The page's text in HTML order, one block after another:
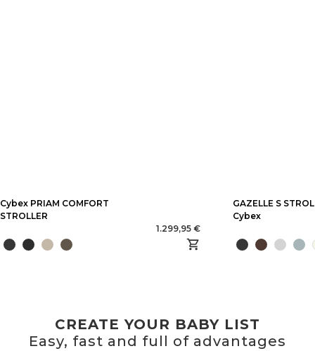
Cybex PRIAM COMFORT
STROLLER
1.299,95 €
GAZELLE S
Cybex
CREATE YOUR BABY LIST
Easy, fast and full of advantages